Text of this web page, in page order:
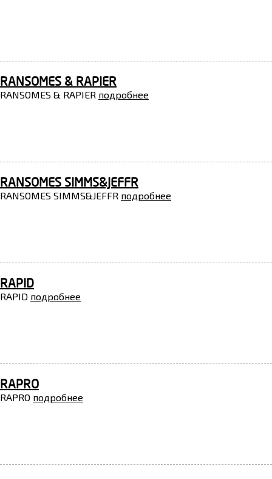
RANSOMES & RAPIER
RANSOMES & RAPIER подробнее
RANSOMES SIMMS&JEFFR
RANSOMES SIMMS&JEFFR подробнее
RAPID
RAPID подробнее
RAPRO
RAPRO подробнее